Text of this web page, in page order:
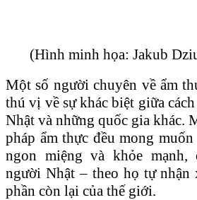
(Hình minh họa: Jakub
Một số người chuyên về ẩm
thú vị về sự khác biệt giữa
Nhật và những quốc gia khác.
pháp ẩm thực đều mong
ngon miệng và khỏe mạnh,
người Nhật – theo họ tự
phần còn lại của thế giới.